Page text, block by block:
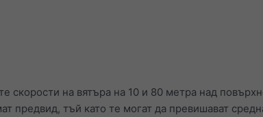
скорости на вятъра на 10 и 80 метра над
предвид, тъй като те могат да превишават